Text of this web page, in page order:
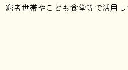
窮者世帯やこども食堂等で活用